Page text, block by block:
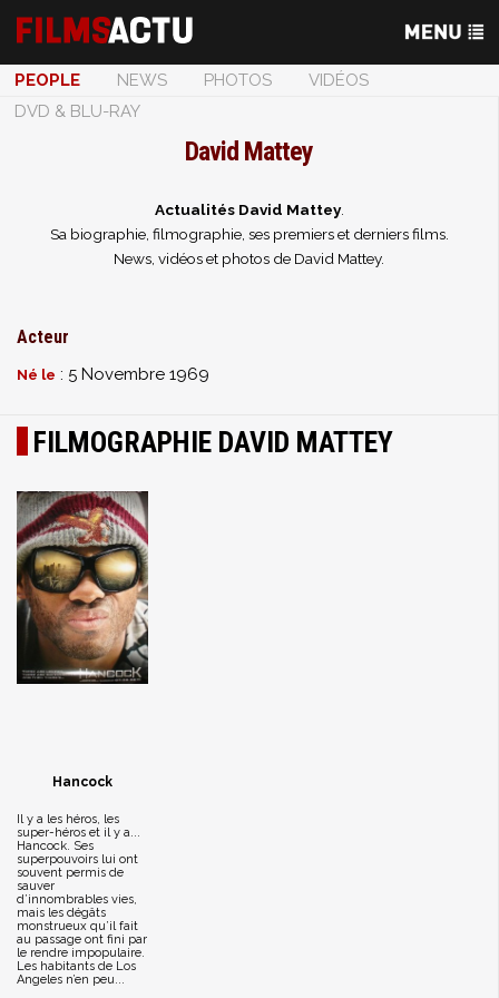
PEOPLE NEWS PHOTOS
VIDÉOS
DVD & BLU-RAY
David Mattey
Actualités David Mattey.
Sa biographie, filmographie, ses premiers et derniers films.
News, vidéos et photos de David Mattey.
Acteur
Né le : 5 Novembre 1969
FILMOGRAPHIE DAVID MATTEY
Hancock
Il y a les héros, les
super-héros et il y a...
Hancock. Ses
superpouvoirs lui ont
souvent permis de
sauver
d’innombrables vies,
mais les dégâts
monstrueux qu’il fait
au passage ont fini par
le rendre impopulaire.
Les habitants de Los
Angeles n’en peu...